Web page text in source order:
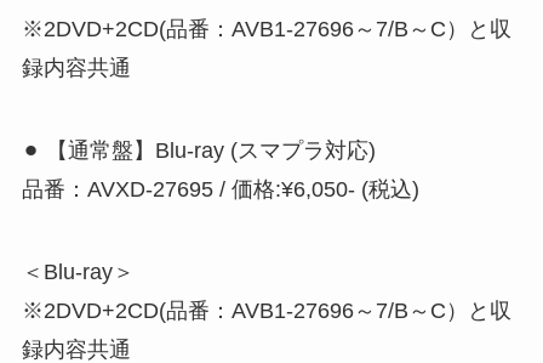
※2DVD+2CD(品番：AVB1-27696～7/B～C）と収
録内容共通
⚫︎ 【通常盤】Blu-ray (スマプラ対応)
品番：AVXD-27695 / 価格:¥6,050- (税込)
＜Blu-ray＞
※2DVD+2CD(品番：AVB1-27696～7/B～C）と収
録内容共通